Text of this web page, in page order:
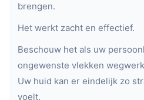
brengen.
Het werkt zacht en effectief.
Beschouw het als uw
ongewenste vlekken
Uw huid kan er eindelijk zo
voelt.